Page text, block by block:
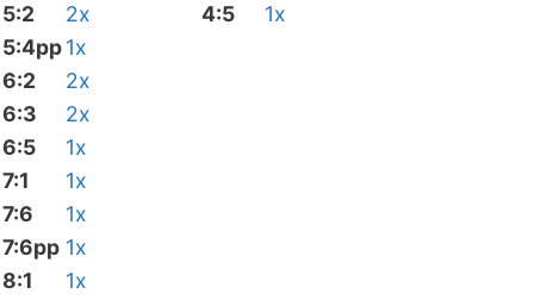
5:2
2x
5:4pp1x
6:2
2x
6:3
2x
6:5
1x
7:1
1x
7:6
1x
7:6pp 1x
8:1
1x
4:5
1x